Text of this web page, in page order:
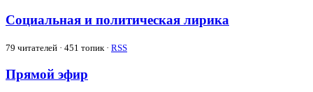
Социальная и политическая лирика
79 читателей · 451 топик · RSS
Прямой эфир